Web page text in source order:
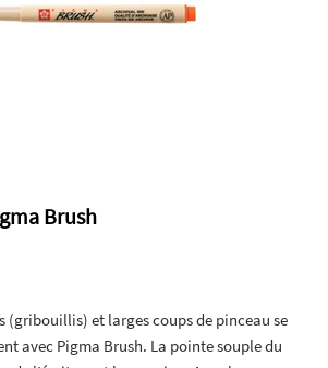
Brush
(gribouillis) et larges coups de pinceau se
avec Pigma Brush. La pointe souple du